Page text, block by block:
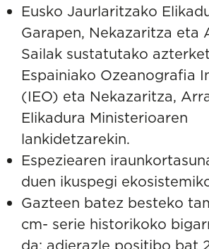
Eusko Jaurlaritzako
Garapen, Nekazaritza eta
Sailak sustatutako
Espainiako Ozeanografia
(IEO) eta Nekazaritza,
Elikadura Ministerioaren
lankidetzarekin.
Espeziearen
duen ikuspegi
Gazteen batez besteko
cm- serie historikoko
da: adierazle positibo bat